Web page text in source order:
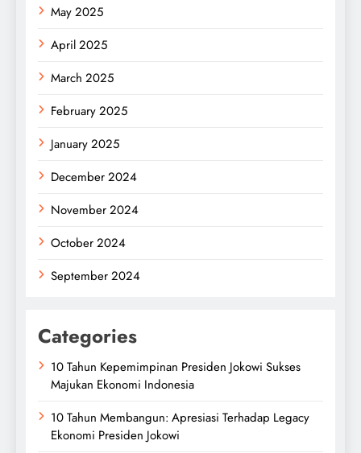
May 2025
April 2025
March 2025
February 2025
January 2025
December 2024
November 2024
October 2024
September 2024
Categories
10 Tahun Kepemimpinan Presiden Jokowi Sukses
Majukan Ekonomi Indonesia
10 Tahun Membangun: Apresiasi Terhadap Legacy
Ekonomi Presiden Jokowi